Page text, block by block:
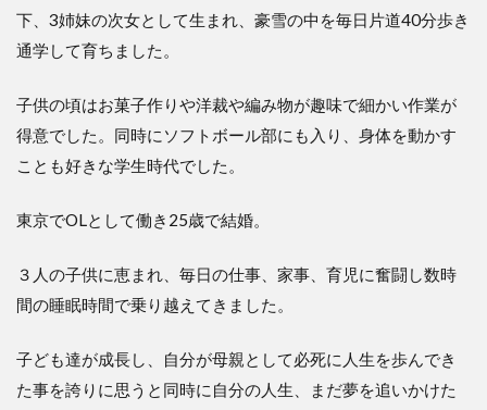
下、3姉妹の次女として生まれ、豪雪の中を毎日片道40分歩き
通学して育ちました。
子供の頃はお菓子作りや洋裁や編み物が趣味で細かい作業が
得意でした。同時にソフトボール部にも入り、身体を動かす
ことも好きな学生時代でした。
東京でOLとして働き25歳で結婚。
３人の子供に恵まれ、毎日の仕事、家事、育児に奮闘し数時
間の睡眠時間で乗り越えてきました。
子ども達が成長し、自分が母親として必死に人生を歩んでき
た事を誇りに思うと同時に自分の人生、まだ夢を追いかけた